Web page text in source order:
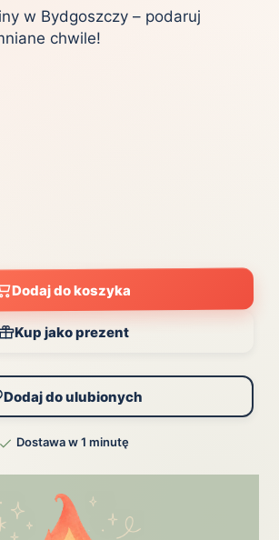
w Bydgoszczy – podaruj
chwile!
Dodaj do koszyka
Kup jako prezent
Dodaj do ulubionych
Dostawa w 1 minutę